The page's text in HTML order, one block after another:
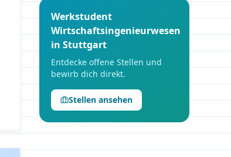
Werkstudent
Wirtschaftsingenieurwesen
in Stuttgart
Entdecke offene Stellen und
bewirb dich direkt.
Stellen ansehen